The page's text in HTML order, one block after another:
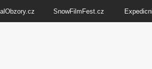
SnowFilmFest.cz